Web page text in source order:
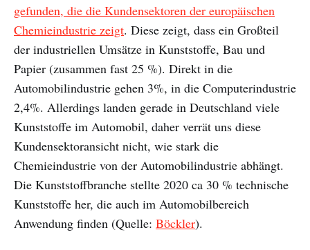
gefunden, die die Kundensektoren der europäischen
Chemieindustrie zeigt. Diese zeigt, dass ein Großteil
der industriellen Umsätze in Kunststoffe, Bau und
Papier (zusammen fast 25 %). Direkt in die
Automobilindustrie gehen 3%, in die Computerindustrie
2,4%. Allerdings landen gerade in Deutschland viele
Kunststoffe im Automobil, daher verrät uns diese
Kundensektoransicht nicht, wie stark die
Chemieindustrie von der Automobilindustrie abhängt.
Die Kunststoffbranche stellte 2020 ca 30 % technische
Kunststoffe her, die auch im Automobilbereich
Anwendung finden (Quelle: Böckler).